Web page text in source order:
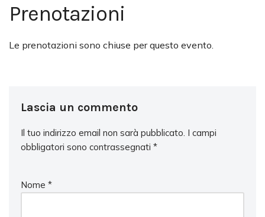
Prenotazioni
Le prenotazioni sono chiuse per questo evento.
Lascia un commento
Il tuo indirizzo email non sarà pubblicato. I campi
obbligatori sono contrassegnati *
Nome *